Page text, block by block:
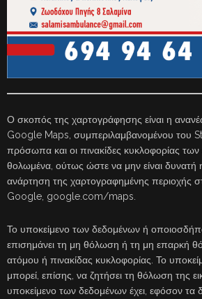
Ο σκοπός της χαρτογράφησης είναι η
Google Maps, συμπεριλαμβανομένου του
πρόσωπα και οι πινακίδες κυκλοφορίας των
θολωμένα, ούτως ώστε να μην είναι δυνατή
ανάρτηση της χαρτογραφημένης περιοχής
Google, google.com/maps.
Το υποκείμενο των δεδομένων ή
επισημάνει τη μη θόλωση ή τη μη επαρκή
ατόμου ή πινακίδας κυκλοφορίας. Το
μπορεί, επίσης, να ζητήσει τη θόλωση της
υποκείμενο των δεδομένων έχει, εφόσον τα